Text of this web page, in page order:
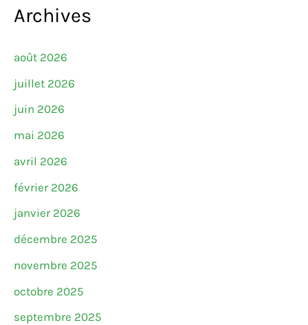
Archives
août 2026
juillet 2026
juin 2026
mai 2026
avril 2026
février 2026
janvier 2026
décembre 2025
novembre 2025
octobre 2025
septembre 2025